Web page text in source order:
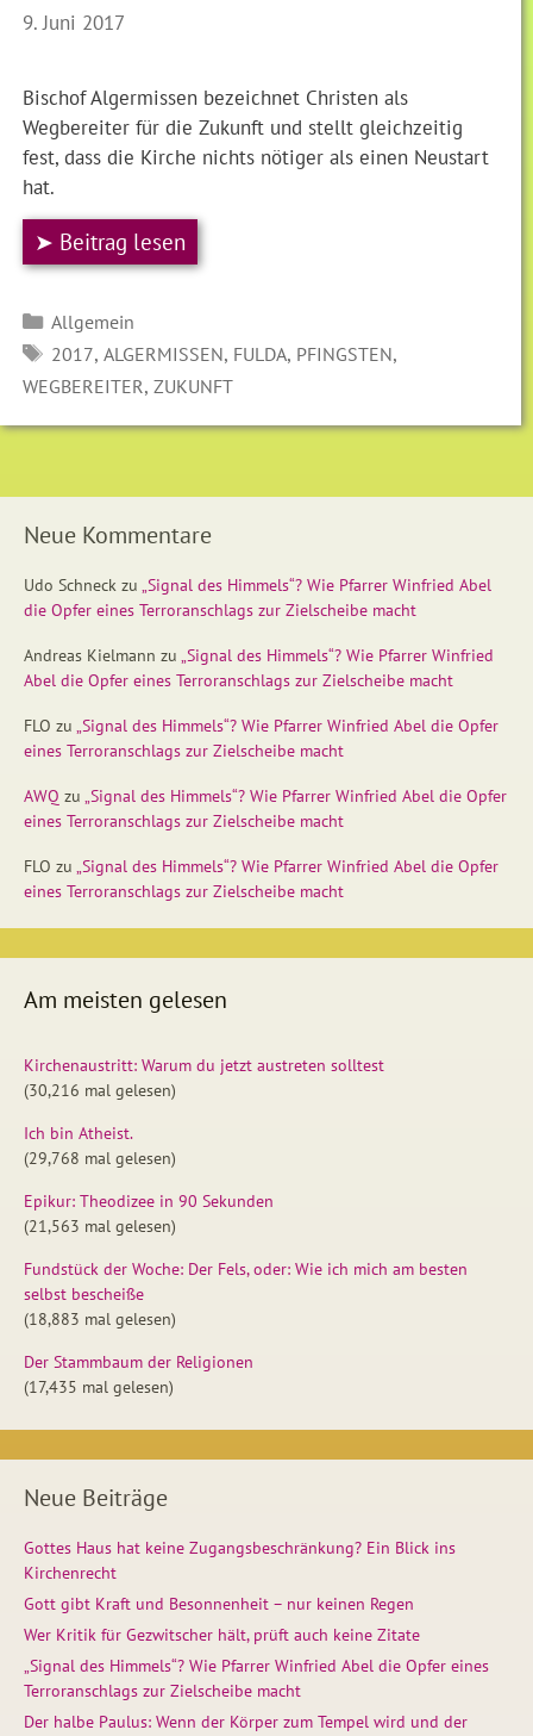
9. Juni 2017
Bischof Algermissen bezeichnet Christen als
Wegbereiter für die Zukunft und stellt gleichzeitig
fest, dass die Kirche nichts nötiger als einen Neustart
hat.
➤ Beitrag lesen
Kategorien
Allgemein
SCHLAGWÖRTER
2017, ALGERMISSEN, FULDA, PFINGSTEN,
WEGBEREITER,ZUKUNFT
Neue Kommentare
Udo Schneck zu „Signal des Himmels“? Wie Pfarrer Winfried Abel
die Opfer eines Terroranschlags zur Zielscheibe macht
Andreas Kielmann zu „Signal des Himmels“? Wie Pfarrer Winfried
Abel die Opfer eines Terroranschlags zur Zielscheibe macht
FLO zu „Signal des Himmels“? Wie Pfarrer Winfried Abel die Opfer
eines Terroranschlags zur Zielscheibe macht
AWQ zu „Signal des Himmels“? Wie Pfarrer Winfried Abel die Opfer
eines Terroranschlags zur Zielscheibe macht
FLO zu „Signal des Himmels“? Wie Pfarrer Winfried Abel die Opfer
eines Terroranschlags zur Zielscheibe macht
Am meisten gelesen
Kirchenaustritt: Warum du jetzt austreten solltest
(30,216 mal gelesen)
Ich bin Atheist.
(29,768 mal gelesen)
Epikur: Theodizee in 90 Sekunden
(21,563 mal gelesen)
Fundstück der Woche: Der Fels, oder: Wie ich mich am besten
selbst bescheiße
(18,883 mal gelesen)
Der Stammbaum der Religionen
(17,435 mal gelesen)
Neue Beiträge
Gottes Haus hat keine Zugangsbeschränkung? Ein Blick ins
Kirchenrecht
Gott gibt Kraft und Besonnenheit – nur keinen Regen
Wer Kritik für Gezwitscher hält, prüft auch keine Zitate
„Signal des Himmels“? Wie Pfarrer Winfried Abel die Opfer eines
Terroranschlags zur Zielscheibe macht
Der halbe Paulus: Wenn der Körper zum Tempel wird und der